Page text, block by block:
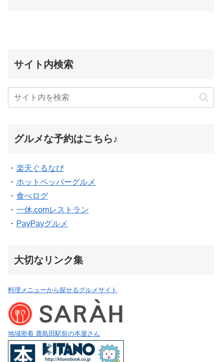
サイト内検索
グルメな予約はこちら♪
・ 楽天ぐるなび
・ ホットペッパーグルメ
・ 食べログ
・ 一休.comレストラン
・ PayPayグルメ
大切なリンク集
料理メニューから探せるグルメサイト
地域密着 鹿島田駅前の本屋さん